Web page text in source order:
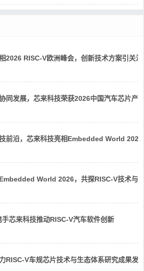
2026 RISC-V欧洲峰会，创新技术方案引关注
同发展，芯来科技荣获2026中国汽车芯片产
前沿，芯来科技亮相Embedded World 2026
World 2026，共探RISC-V技术与
芯来科技推动RISC-V汽车软件创新
RISC-V车规芯片技术与生态体系研究成果发